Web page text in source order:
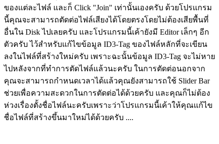
ของแต่ละไฟล์ และก็ Click "Join" เท่านั้นเองครับ ด้วยโปรแกรม
นี้คุณจะสามารถตัดต่อไฟล์เสียงได้โดยตรงโดยไม่ต้องเสียพื้นที่
อื่นใน Disk ไปเลยครับ และโปรแกรมนี้เค้ายังมี Editor เล็กๆ อีก
ตัวครับ ไว้สำหรับแก้ไขข้อมูล ID3-Tag ของไฟล์หลักที่จะเขียน
ลงในไฟล์ที่สร้างใหม่ครับ เพราะฉะนั้นข้อมูล ID3-Tag จะไม่หาย
ไปหลังจากที่ทำการตัดไฟล์แล้วนะครับ ในการตัดต่อนอกจาก
คุณจะสามารถกำหนดเวลาได้แล้วคุณยังสามารถใช้ Slider Bar
ช่วยเพื่อความสะดวกในการตัดต่อได้ด้วยครับ และคุณก็ไม่ต้อง
ห่วงเรื่องตั้งชื่อไฟล์นะครับเพราะว่าโปรแกรมนี้เค้าให้คุณแก้ไข
ชื่อไฟล์ที่สร้างขึ้นมาใหม่ได้ด้วยครับ ....